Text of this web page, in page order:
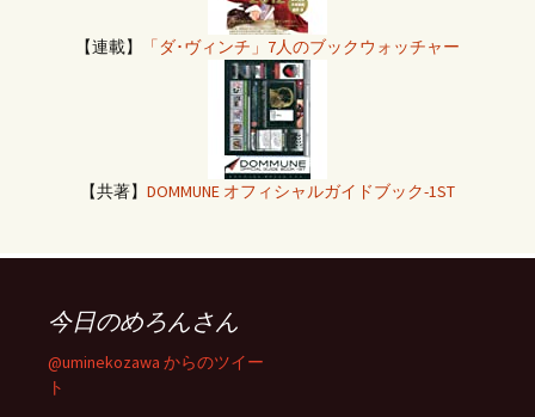
【連載】 「ダ･ヴィンチ」7人のブックウォッチャー
【共著】 DOMMUNE オフィシャルガイドブック-1ST
今日のめろんさん
@uminekozawa からのツイー
ト